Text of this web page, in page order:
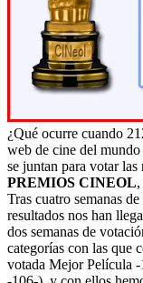
¿Qué ocurre cuando
web de cine del
se juntan para votar
PREMIOS CINEOL
Tras cuatro semanas
resultados nos han
dos semanas de
categorías con las que
votada Mejor Película